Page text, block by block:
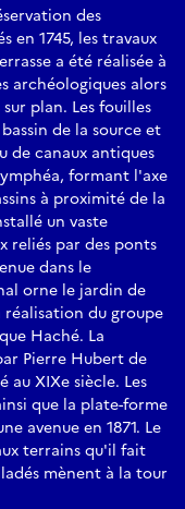
des
en 1745, les travaux
a été réalisée à
archéologiques alors
plan. Les fouilles
de la source et
de canaux antiques
formant l'axe
à proximité de la
un vaste
reliés par des ponts
dans le
orne le jardin de
réalisation du groupe
Haché. La
Pierre Hubert de
au XIXe siècle. Les
que la plate-forme
avenue en 1871. Le
terrains qu'il fait
mènent à la tour